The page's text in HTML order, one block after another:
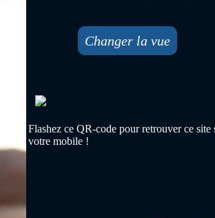
Changer la vue
Flashez ce QR-code pour retrouver ce site
votre mobile !